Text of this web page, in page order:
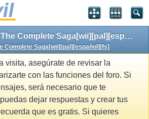
Lego Star Wars: The Complete Saga[wii][pal][español][fs]
Complete Saga[wii][pal][español][fs]
visita, asegúrate de revisar la
con las funciones del foro. Si
será necesario que te
dejar respuestas y crear tus
que es gratis. Si quieres